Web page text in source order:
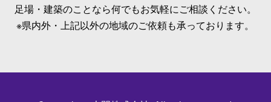
足場・建築のことなら何でもお気軽にご相談ください。
※県内外・上記以外の地域のご依頼も承っております。